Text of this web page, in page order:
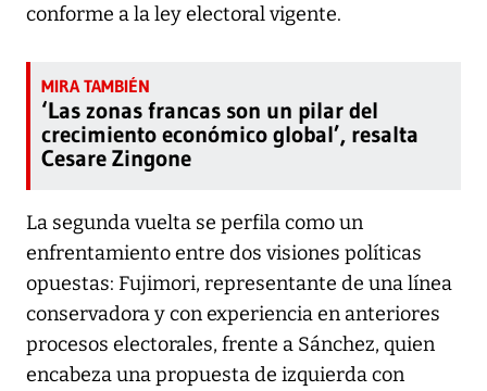
conforme a la ley electoral vigente.
‘Las zonas francas son un pilar del
crecimiento económico global’, resalta
Cesare Zingone
La segunda vuelta se perfila como un
enfrentamiento entre dos visiones políticas
opuestas: Fujimori, representante de una línea
conservadora y con experiencia en anteriores
procesos electorales, frente a Sánchez, quien
encabeza una propuesta de izquierda con